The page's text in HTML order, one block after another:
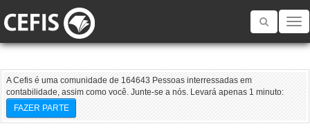
Toggle
A Cefis é uma comunidade de 164643 Pessoas interressadas em
contabilidade, assim como você. Junte-se a nós. Levará apenas 1 minuto:
FAZER PARTE